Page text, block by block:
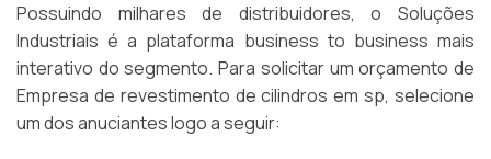
Possuindo milhares de distribuidores, o Soluções
Industriais é a plataforma business to business mais
interativo do segmento. Para solicitar um orçamento de
Empresa de revestimento de cilindros em sp, selecione
um dos anuciantes logo a seguir: